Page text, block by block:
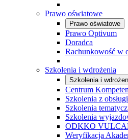
Prawo oświatowe
Prawo oświatowe
Prawo Optivum
Doradca
Rachunkowość w
Szkolenia i wdrożenia
Szkolenia i
Centrum
Szkolenia z
Szkolenia
Szkolenia
ODKKO
Weryfikacja